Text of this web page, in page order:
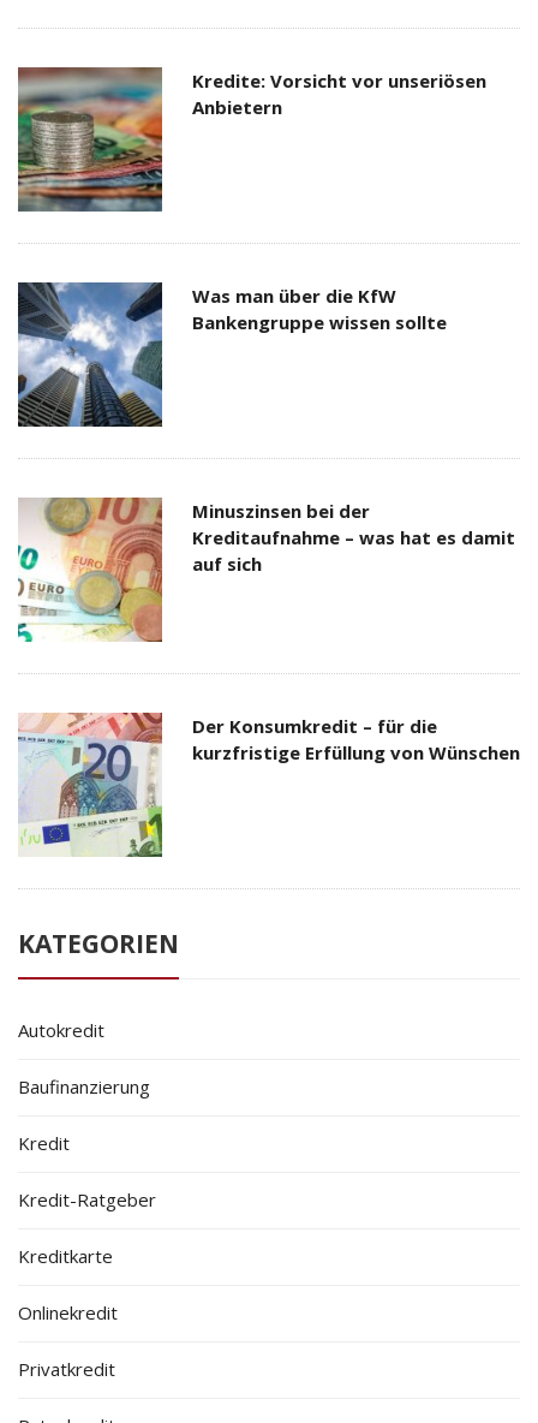
Kredite: Vorsicht vor unseriösen
Anbietern
Was man über die KfW
Bankengruppe wissen sollte
Minuszinsen bei der
Kreditaufnahme – was hat es damit
auf sich
Der Konsumkredit – für die
kurzfristige Erfüllung von Wünschen
KATEGORIEN
Autokredit
Baufinanzierung
Kredit
Kredit-Ratgeber
Kreditkarte
Onlinekredit
Privatkredit